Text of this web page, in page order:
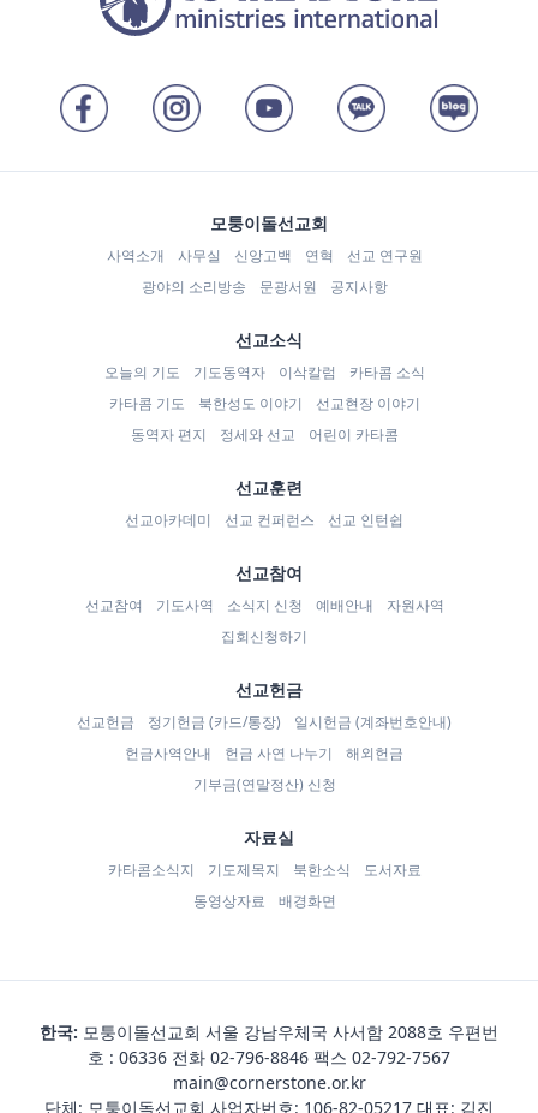
모퉁이돌선교회
사역소개 사무실 신앙고백 연혁
선교 연구원
광야의 소리방송
문광서원 공지사항
선교소식
오늘의 기도 기도동역자 이삭칼럼
카타콤 소식
카타콤 기도
북한성도 이야기
선교현장 이야기
동역자 편지
정세와 선교 어린이 카타콤
선교훈련
선교아카데미 선교 컨퍼런스 선교 인턴쉽
선교참여
선교참여 기도사역 소식지 신청 예배안내
자원사역
집회신청하기
선교헌금
선교헌금 정기헌금 (카드/통장)
일시헌금 (계좌번호안내)
헌금사역안내
헌금 사연 나누기
해외헌금
기부금(연말정산) 신청
자료실
카타콤소식지 기도제목지 북한소식
도서자료
동영상자료
배경화면
한국: 모퉁이돌선교회 서울 강남우체국 사서함 2088호 우편번
호 : 06336 전화 02-796-8846 팩스 02-792-7567
main@cornerstone.or.kr
단체: 모퉁이돌선교회 사업자번호: 106-82-05217 대표: 김진